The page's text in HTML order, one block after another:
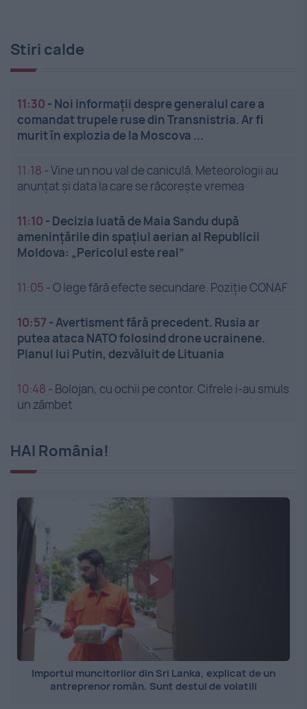
Stiri calde
11:30 - Noi informații despre generalul care a
comandat trupele ruse din Transnistria. Ar fi
murit în explozia de la Moscova ...
11:18 -Vine un nou val de caniculă. Meteorologii au
anunțat și data la care se răcorește vremea
11:10 - Decizia luată de Maia Sandu după
amenințările din spațiul aerian al Republicii
Moldova: „Pericolul este real”
11:05 -O lege fără efecte secundare. Poziție CONAF
10:57 -Avertisment fără precedent. Rusia ar
putea ataca NATO folosind drone ucrainene.
Planul lui Putin, dezvăluit de Lituania
10:48 - Bolojan, cu ochii pe contor. Cifrele i-au smuls
un zâmbet
HAI România!
Importul muncitorilor din Sri Lanka, explicat de un
antreprenor român. Sunt destul de volatili